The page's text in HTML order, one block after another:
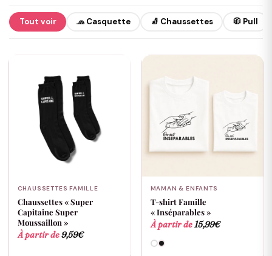
Tout voir 🧢 Casquette 🧦 Chaussettes 🧥 Pull
CHAUSSETTES FAMILLE
Chaussettes « Super
Capitaine Super
Moussaillon »
À partir de9,59€
MAMAN & ENFANTS
T-shirt Famille
« Inséparables »
À partir de15,99€